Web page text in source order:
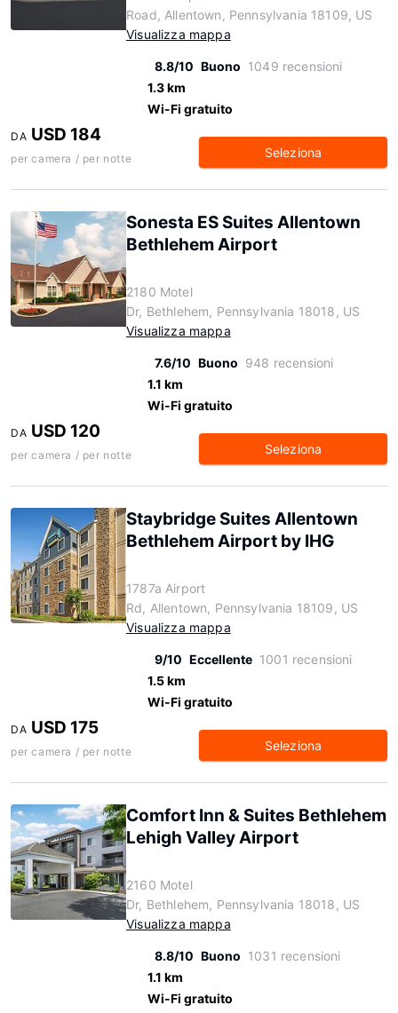
Road, Allentown, Pennsylvania 18109, US
Visualizza mappa
8.8/10 Buono 1049 recensioni
1.3 km
Wi-Fi gratuito
DA USD 184
per camera / per notte Seleziona
Sonesta ES Suites Allentown
Bethlehem Airport
2180 Motel
Dr, Bethlehem, Pennsylvania 18018, US
Visualizza mappa
7.6/10 Buono 948 recensioni
1.1 km
Wi-Fi gratuito
DA USD 120
per camera / per notte Seleziona
Staybridge Suites Allentown
Bethlehem Airport by IHG
1787a Airport
Rd, Allentown, Pennsylvania 18109, US
Visualizza mappa
9/10 Eccellente 1001 recensioni
1.5 km
Wi-Fi gratuito
DA USD 175
per camera / per notte Seleziona
Comfort Inn & Suites Bethlehem
Lehigh Valley Airport
2160 Motel
Dr, Bethlehem, Pennsylvania 18018, US
Visualizza mappa
8.8/10 Buono 1031 recensioni
1.1 km
Wi-Fi gratuito